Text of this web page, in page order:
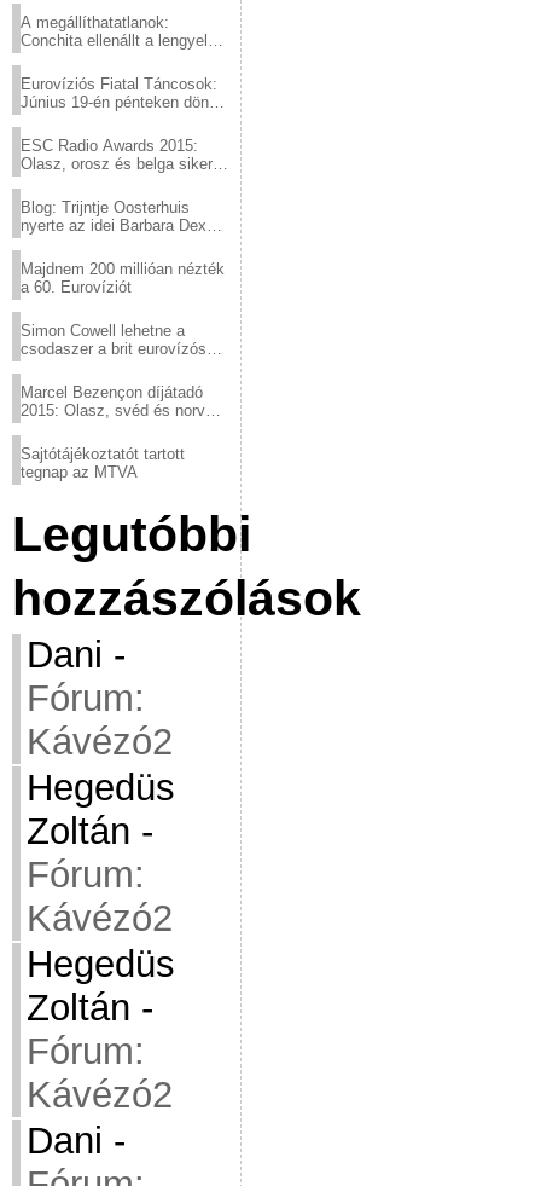
A megállíthatatlanok:
Conchita ellenállt a lengyel
Eurovíziós Fiatal Táncosok:
Június 19-én pénteken döntő
ESC Radio Awards 2015:
Olasz, orosz és belga siker,
Blog: Trijntje Oosterhuis
nyerte az idei Barbara Dex
Majdnem 200 millióan nézték
a 60. Eurovíziót
Simon Cowell lehetne a
csodaszer a brit eurovízós
Marcel Bezençon díjátadó
2015: Olasz, svéd és norvég
Sajtótájékoztatót tartott
tegnap az MTVA
Legutóbbi
hozzászólások
Dani -
Fórum:
Kávézó2
Hegedüs
Zoltán -
Fórum:
Kávézó2
Hegedüs
Zoltán -
Fórum:
Kávézó2
Dani -